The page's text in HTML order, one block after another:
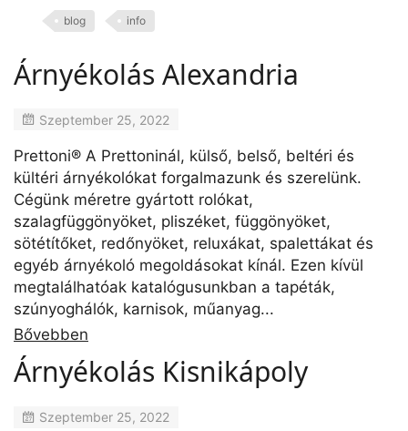
blog info
Árnyékolás Alexandria
Szeptember 25, 2022
Prettoni® A Prettoninál, külső, belső, beltéri és
kültéri árnyékolókat forgalmazunk és szerelünk.
Cégünk méretre gyártott rolókat,
szalagfüggönyöket, pliszéket, függönyöket,
sötétítőket, redőnyöket, reluxákat, spalettákat és
egyéb árnyékoló megoldásokat kínál. Ezen kívül
megtalálhatóak katalógusunkban a tapéták,
szúnyoghálók, karnisok, műanyag...
Bővebben
Árnyékolás Kisnikápoly
Szeptember 25, 2022